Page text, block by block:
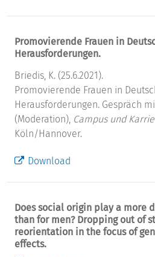
Promovierende Frauen in
Herausforderungen.
Briedis, K. (25.6.2021).
Promovierende Frauen in
Herausforderungen. Gespräch
(Moderation), Campus und
Köln/Hannover.
Download
Does social origin play a more
than for men? Dropping out of
reorientation in the focus of
effects.